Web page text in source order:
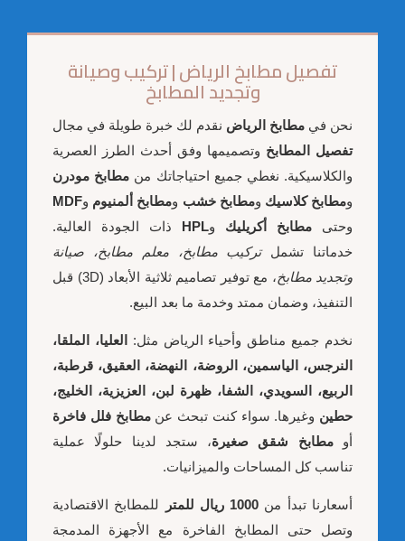
تفصيل مطابخ الرياض | تركيب وصيانة
وتجديد المطابخ
نحن في مطابخ الرياض نقدم لك خبرة طويلة في مجال
تفصيل المطابخ وتصميمها وفق أحدث الطرز العصرية
والكلاسيكية. نغطي جميع احتياجاتك من مطابخ مودرن
ومطابخ كلاسيك ومطابخ خشب ومطابخ ألمنيوم وMDF
وحتى مطابخ أكريليك وHPL ذات الجودة العالية.
خدماتنا تشملتركيب مطابخ، معلم مطابخ، صيانة
وتجديد مطابخ
، مع توفير تصاميم ثلاثية الأبعاد (3D) قبل
التنفيذ، وضمان ممتد وخدمة ما بعد البيع.
نخدم جميع مناطق وأحياء الرياض مثل:
العليا، الملقا،
النرجس، الياسمين، الروضة، النهضة، العقيق، قرطبة،
الربيع، السويدي، الشفا، ظهرة لبن، العزيزية، الخليج،
حطين وغيرها. سواء كنت تبحث عنمطابخ فلل فاخرة
أومطابخ شقق صغيرة، ستجد لدينا حلولًا عملية
تناسب كل المساحات والميزانيات.
أسعارنا تبدأ من 1000 ريال للمتر
للمطابخ الاقتصادية
وتصل حتى المطابخ الفاخرة مع الأجهزة المدمجة